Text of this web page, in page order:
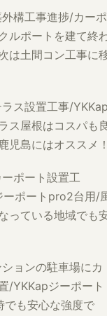
構工事進捗/カーポ
ルポートを建て終
は土間コン工事に
ス設置工事/YKKap
ス屋根はコスパも良
児島にはオススメ！
ポート設置工
ーポートpro2台用/
っている地域でも
ョンの駐車場にカ
/YKKapジーポート
でも安心な強度で